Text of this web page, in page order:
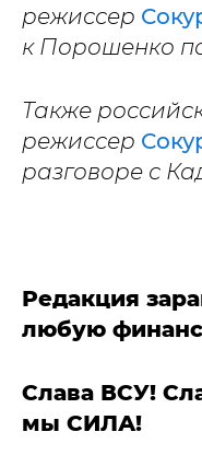
режиссер
к Порошенко
Также
режиссер
разговоре с
Редакция
любую
Слава ВСУ!
мы СИЛА!